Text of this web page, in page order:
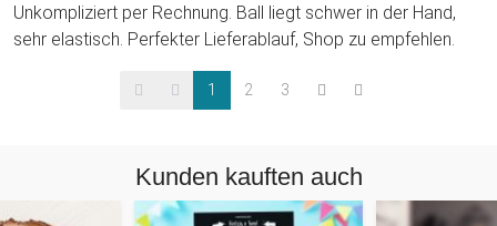
Unkompliziert per Rechnung. Ball liegt schwer in der Hand,
sehr elastisch. Perfekter Lieferablauf, Shop zu empfehlen.
1 2 3
Kunden kauften auch